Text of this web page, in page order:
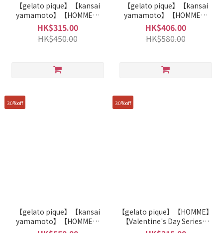
【gelato pique】【kansai
yamamoto】【HOMME】
Modal Top With Japanese
Dessert Pattern
PMCT261242
HK$315.00
HK$450.00
【gelato pique】【kansai
yamamoto】【HOMME】
Modal Pants With Japanese
Dessert Pattern
PMCP261243
HK$406.00
HK$580.00
30%off
【gelato pique】【kansai
yamamoto】【HOMME】
Smoothie Floral and
30%off
【gelato pique】【HOMME】
【Valentine's Day Series】
Bear Ice Cream Cup Pattern